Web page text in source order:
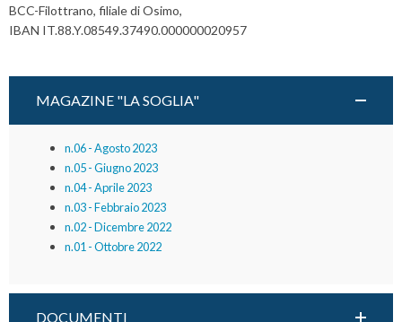
BCC-Filottrano, filiale di Osimo,
IBAN IT.88.Y.08549.37490.000000020957
MAGAZINE "LA SOGLIA"
n.06 - Agosto 2023
n.05 - Giugno 2023
n.04 - Aprile 2023
n.03 - Febbraio 2023
n.02 - Dicembre 2022
n.01 - Ottobre 2022
DOCUMENTI